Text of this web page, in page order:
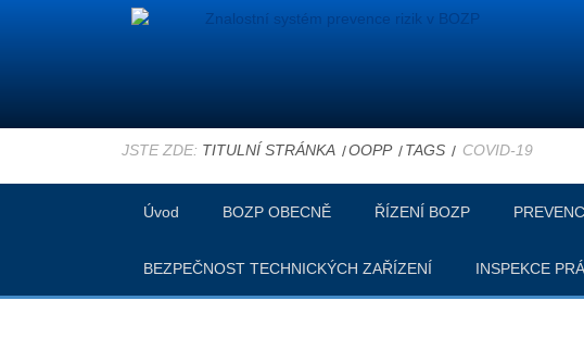
JSTE ZDE: TITULNÍ STRÁNKA OOPP TAGS COVID-19
Úvod BOZP OBECNĚ ŘÍZENÍ BOZP
BEZPEČNOST TECHNICKÝCH ZAŘÍZENÍ INSPEKCE